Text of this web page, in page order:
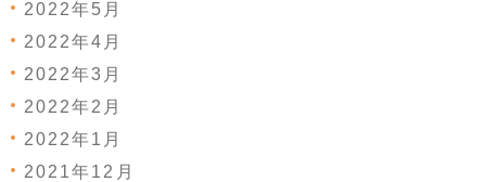
2022年5月
2022年4月
2022年3月
2022年2月
2022年1月
2021年12月